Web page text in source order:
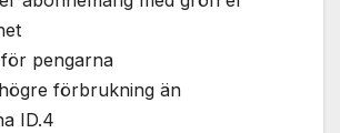
pengarna
förbrukning än
ID.4
baserat på